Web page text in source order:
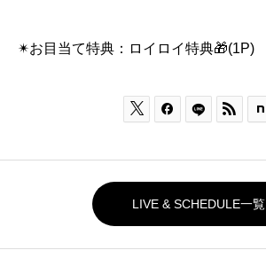
✴︎お目当て特典：ロイロイ特典🎁(1P)
  
LIVE & SCHEDULE一覧